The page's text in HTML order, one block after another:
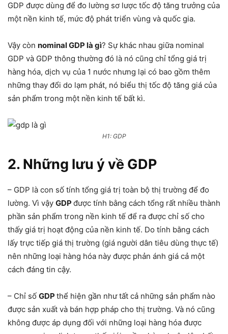
GDP được dùng để đo lường sơ lược tốc độ tăng trưởng của
một nền kinh tế, mức độ phát triển vùng và quốc gia.
Vậy còn nominal GDP là gì? Sự khác nhau giữa nominal
GDP và GDP thông thường đó là nó cũng chỉ tổng giá trị
hàng hóa, dịch vụ của 1 nước nhưng lại có bao gồm thêm
những thay đổi do lạm phát, nó biểu thị tốc độ tăng giá của
sản phẩm trong một nền kinh tế bất kì.
H1: GDP
2. Những lưu ý về GDP
– GDP là con số tính tổng giá trị toàn bộ thị trường để đo
lường. Vì vậy GDP được tính bằng cách tổng rất nhiều thành
phần sản phẩm trong nền kinh tế để ra được chỉ số cho
thấy giá trị hoạt động của nền kinh tế. Do tính bằng cách
lấy trực tiếp giá thị trường (giá người dân tiêu dùng thực tế)
nên những loại hàng hóa này được phản ánh giá cả một
cách đáng tin cậy.
– Chỉ số GDP thể hiện gần như tất cả những sản phẩm nào
được sản xuất và bán hợp pháp cho thị trường. Và nó cũng
không được áp dụng đối với những loại hàng hóa được